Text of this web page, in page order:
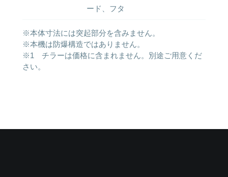
ード、フタ
※本体寸法には突起部分を含みません。
※本機は防爆構造ではありません。
※1 チラーは価格に含まれません。別途ご用意くだ
さい。